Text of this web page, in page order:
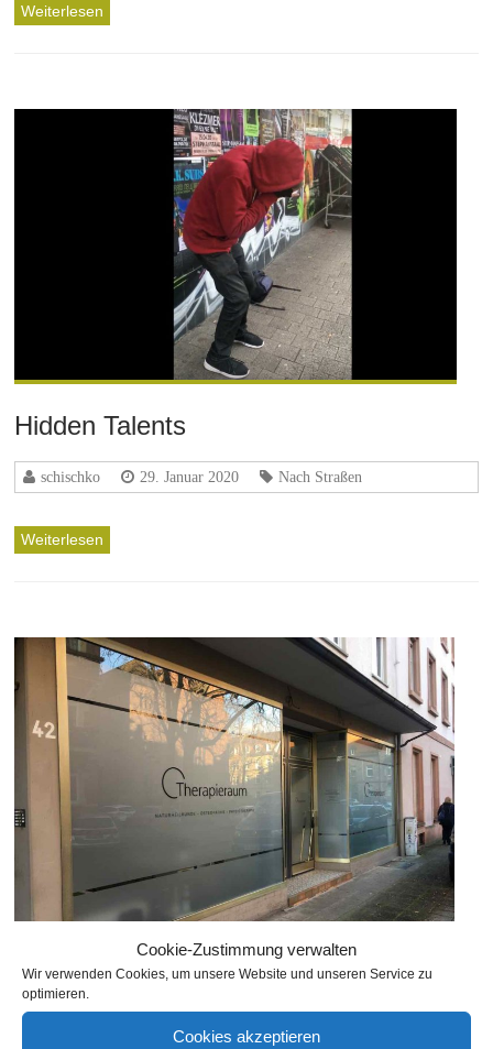
Cookie-Zustimmung verwalten
Wir verwenden Cookies, um unsere Website und unseren Service zu
optimieren.
Cookies akzeptieren
Weiterlesen
Hidden Talents
schischko 29. Januar 2020 Nach Straßen
Weiterlesen
Therapieraum für Naturheilkunde,